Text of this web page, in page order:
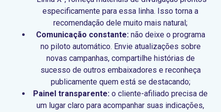
especificamente para essa linha. Isso torna a
recomendação dele muito mais natural;
Comunicação constante:não deixe o programa
no piloto automático. Envie atualizações sobre
novas campanhas, compartilhe histórias de
sucesso de outros embaixadores e reconheça
publicamente quem está se destacando;
Painel transparente: o cliente-afiliado precisa de
um lugar claro para acompanhar suas indicações,